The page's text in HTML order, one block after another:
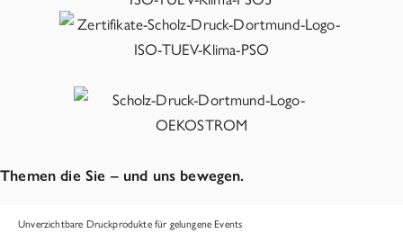
Themen die Sie – und uns bewegen.
Unverzichtbare Druckprodukte für gelungene Events